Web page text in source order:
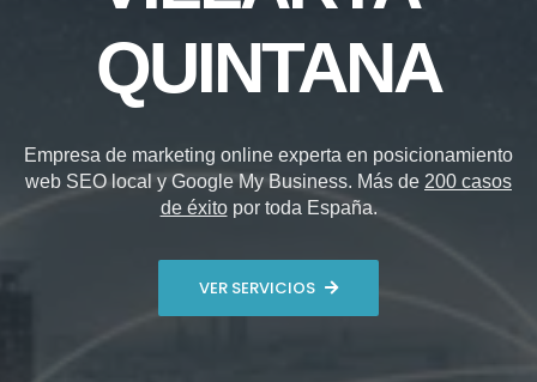
QUINTANA
Empresa de marketing online experta en posicionamiento
web SEO local y Google My Business. Más de 200 casos
de éxitopor toda España.
VER SERVICIOS